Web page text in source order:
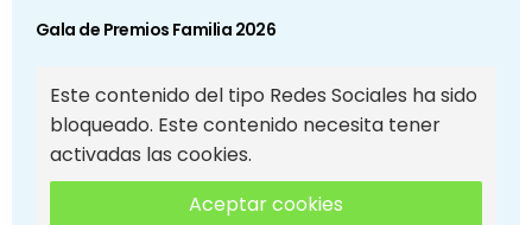
Gala de Premios Familia 2026
Este contenido del tipo Redes Sociales ha sido
bloqueado. Este contenido necesita tener
activadas las cookies.
Aceptar cookies